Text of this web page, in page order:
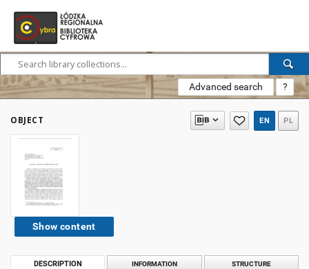
Advanced search ?
OBJECT EN PL
Show content
DESCRIPTION INFORMATION STRUCTURE